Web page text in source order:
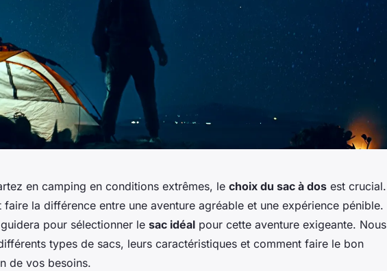
en camping en conditions extrêmes, le choix du sac à dos est crucial.
faire la différence entre une aventure agréable et une expérience pénible.
pour sélectionner le sac idéal pour cette aventure exigeante. Nous
types de sacs, leurs caractéristiques et comment faire le bon
de vos besoins.